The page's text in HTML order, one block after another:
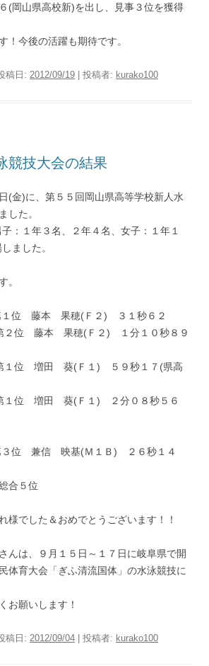
(岡山県高校新)を出し、見事３位を獲得
！今後の活躍も期待です。
稿日: 2012/09/19 | 投稿者: kurako100
競技大会の結果
(金)に、第５５回岡山県高等学校新人水
した。
：１年３名、２年４名、女子：１年１
ました。
。
位 藤本 果穂(Ｆ２) ３１秒６２
２位 藤本 果穂(Ｆ２) １分１０秒８９
１位 増田 葵(Ｆ１) ５９秒１７(県高
１位 増田 葵(Ｆ１) ２分０８秒５６
位 兼信 映基(Ｍ１Ｂ) ２６秒１４
合５位
様でした＆おめでとうございます！！
んは、９月１５日～１７日に岐阜県で開
体育大会「ぎふ清流国体」の水泳競技に
お願いします！
稿日: 2012/09/04 | 投稿者: kurako100